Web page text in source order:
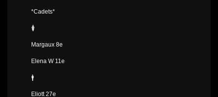
*Cadets*
🚺
Margaux 8e
Elena W 11e
🚹
Eliott 27e